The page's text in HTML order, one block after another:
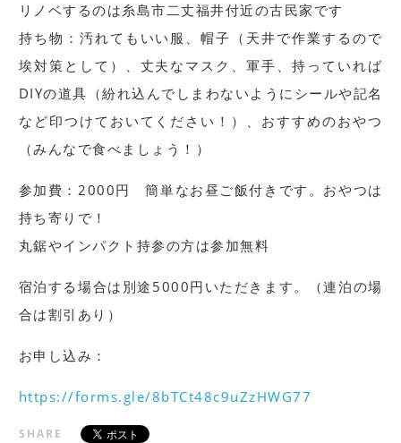
リノベするのは糸島市二丈福井付近の古民家です
持ち物：汚れてもいい服、帽子（天井で作業するので
埃対策として）、丈夫なマスク、軍手、持っていれば
DIYの道具（紛れ込んでしまわないようにシールや記名
など印つけておいてください！）、おすすめのおやつ
（みんなで食べましょう！）
参加費：2000円 簡単なお昼ご飯付きです。おやつは
持ち寄りで！
丸鋸やインパクト持参の方は参加無料
宿泊する場合は別途5000円いただきます。（連泊の場
合は割引あり）
お申し込み：
https://forms.gle/8bTCt48c9uZzHWG77
SHARE